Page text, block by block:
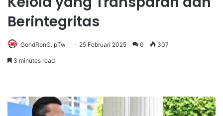
Berintegritas
GondRonG. pTw 25 Februari 2025 0 307
3 minutes read